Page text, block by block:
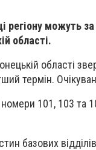
регіону можуть
області.
області
термін.
101, 103 та
базових